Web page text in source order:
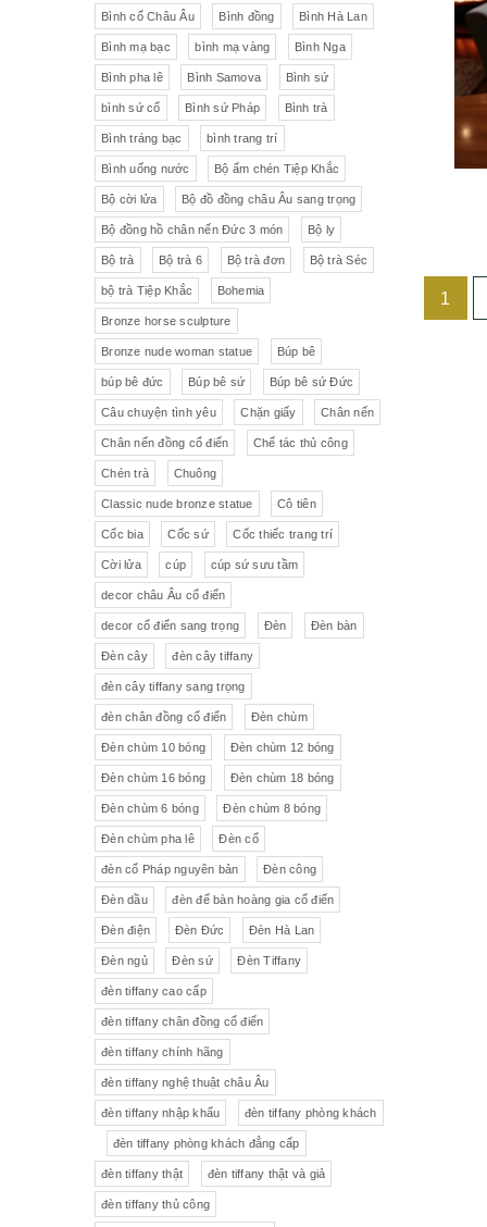
1
Đồ trang trí khác Đèn
Đồ sứ khác Tranh sơn dầu
Đồ sứ nhỏ Đôn bình
Âu sứ có nắp Gạt tàn
Ly pha lê Liễn cổ
Đồ sứ hồng Đồ sứ
Liễn sứ Đồng hồ quả lê
Đồng hồ Đèn chùm
Đèn chùm pha lê Tiệp
Đồng hồ để bàn Đồ nội thất
Pha lê màu đắp hoa nổi
Pha lê Đĩa trang trí
Sứ hồng
Ấm chén sứ Tiệp Bộ trà
Sữa
Tượng đồng Thảm
Độc bình Đồ đồng
Tượng sứ Đồ trang trí nhỏ
Rượu Cognac
Thực phẩm chức năng
Rượu Whisky Rượu vang
Tượng gốm Đèn bàn
Tượng Bộ trà sứ Tiệp
Liên Xô
Cộng hòa Séc- chợ đồ cổ Praha
pha lê Tiệp Đồ sứ Tiệp
Sứ Đức Italia, Germany
VebR- Đức Royal Schwabap
H&C - Séc Bohemia
Đức
Bavaria Nutrilon
Fonderie Bords de Seine
Chế tác thủ công Hennessy
Johnie Walker Pháp
L'art Bronze Qualité France
Karlovy Vary
Bình cổ Châu Âu Bình đồng Bình Hà Lan
Bình mạ bạc bình mạ vàng Bình Nga
Bình pha lê Bình Samova Bình sứ
bình sứ cổ Bình sứ Pháp Bình trà
Bình tráng bạc bình trang trí
Bình uống nước Bộ ấm chén Tiệp Khắc
Bộ cời lửa Bộ đồ đồng châu Âu sang trọng
Bộ đồng hồ chân nến Đức 3 món Bộ ly
Bộ trà Bộ trà 6 Bộ trà đơn Bộ trà Séc
bộ trà Tiệp Khắc Bohemia
Bronze horse sculpture
Bronze nude woman statue Búp bê
búp bê đức Búp bê sứ Búp bê sứ Đức
Câu chuyện tình yêu Chặn giấy Chân nến
Chân nến đồng cổ điển Chế tác thủ công
Chén trà Chuông
Classic nude bronze statue Cô tiên
Cốc bia Cốc sứ Cốc thiếc trang trí
Cời lửa cúp cúp sứ sưu tầm
decor châu Âu cổ điển
decor cổ điển sang trọng Đèn Đèn bàn
Đèn cây đèn cây tiffany
đèn cây tiffany sang trọng
đèn chân đồng cổ điển Đèn chùm
Đèn chùm 10 bóng Đèn chùm 12 bóng
Đèn chùm 16 bóng Đèn chùm 18 bóng
Đèn chùm 6 bóng Đèn chùm 8 bóng
Đèn chùm pha lê Đèn cổ
đèn cổ Pháp nguyên bản Đèn công
Đèn dầu đèn để bàn hoàng gia cổ điển
Đèn điện Đèn Đức Đèn Hà Lan
Đèn ngủ Đèn sứ Đèn Tiffany
đèn tiffany cao cấp
đèn tiffany chân đồng cổ điển
đèn tiffany chính hãng
đèn tiffany nghệ thuật châu Âu
đèn tiffany nhập khẩu đèn tiffany phòng khách
đèn tiffany phòng khách đẳng cấp
đèn tiffany thật đèn tiffany thật và giả
đèn tiffany thủ công